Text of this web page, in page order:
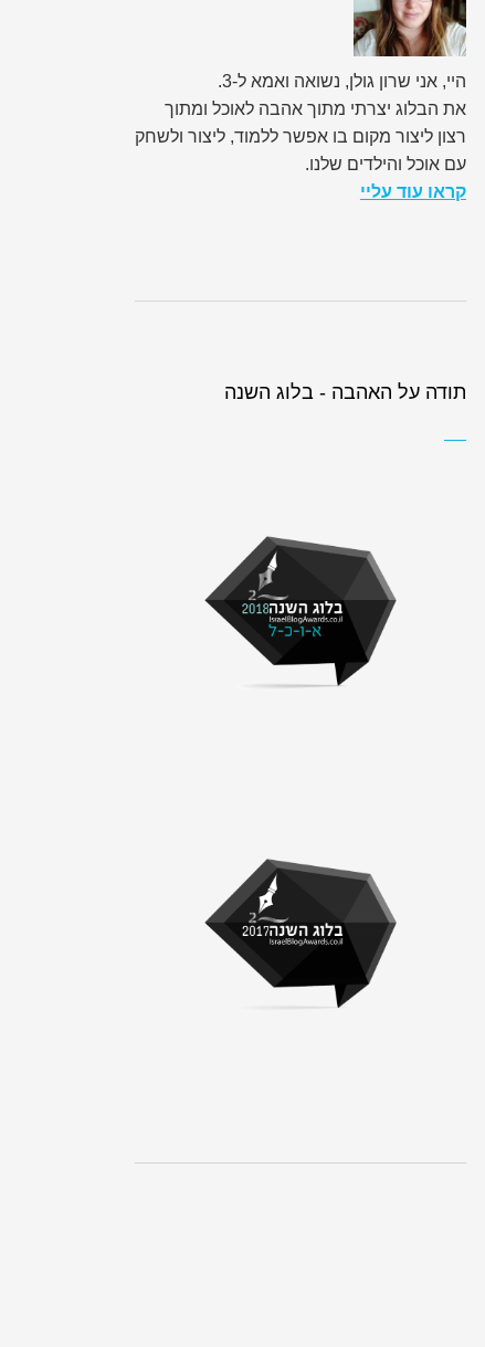
היי, אני שרון גולן, נשואה ואמא ל-3.
את הבלוג יצרתי מתוך אהבה לאוכל ומתוך
רצון ליצור מקום בו אפשר ללמוד, ליצור ולשחק
עם אוכל והילדים שלנו.
קראו עוד עליי
תודה על האהבה - בלוג השנה